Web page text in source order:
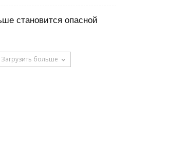
становится опасной
Загрузить больше